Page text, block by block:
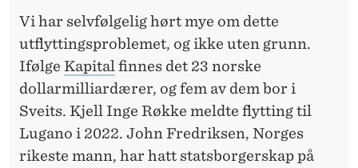
Vi har selvfølgelig hørt mye om dette
utflyttingsproblemet, og ikke uten grunn.
Ifølge Kapital finnes det 23 norske
dollarmilliardærer, og fem av dem bor i
Sveits. Kjell Inge Røkke meldte flytting til
Lugano i 2022. John Fredriksen, Norges
rikeste mann, har hatt statsborgerskap på